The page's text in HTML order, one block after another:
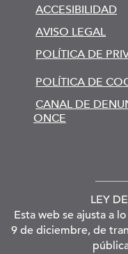
ACCESIBILIDAD
AVISO LEGAL
POLÍTICA DE
POLÍTICA DE
CANAL DE
ONCE
LEY
Esta web se ajusta a
9 de diciembre, de